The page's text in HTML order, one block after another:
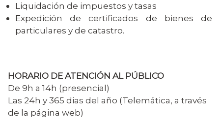
Liquidación de impuestos y tasas
Expedición de certificados de bienes de
particulares y de catastro.
HORARIO DE ATENCIÓN AL PÚBLICO
De 9h a 14h (presencial)
Las 24h y 365 dias del año (Telemática, a través
de la página web)